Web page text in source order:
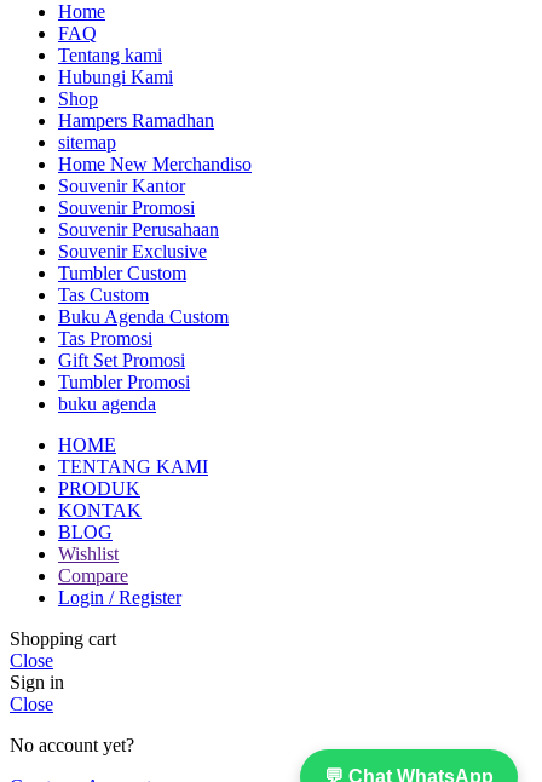
💬 Chat WhatsApp
Home
FAQ
Tentang kami
Hubungi Kami
Shop
Hampers Ramadhan
sitemap
Home New Merchandiso
Souvenir Kantor
Souvenir Promosi
Souvenir Perusahaan
Souvenir Exclusive
Tumbler Custom
Tas Custom
Buku Agenda Custom
Tas Promosi
Gift Set Promosi
Tumbler Promosi
buku agenda
HOME
TENTANG KAMI
PRODUK
KONTAK
BLOG
Wishlist
Compare
Login / Register
Shopping cart
Close
Sign in
Close
No account yet?